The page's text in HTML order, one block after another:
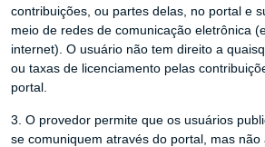
contribuições, ou partes delas, no portal e
meio de redes de comunicação eletrônica
internet). O usuário não tem direito a
ou taxas de licenciamento pelas
portal.
3. O provedor permite que os usuários
se comuniquem através do portal, mas não